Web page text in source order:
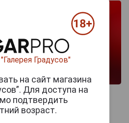
LA GALERA
Градусов"
на сайт магазина
Для доступа на
подтвердить
возраст.